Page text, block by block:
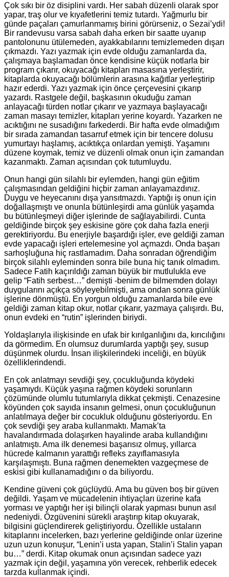
Çok sıkı bir öz disiplini vardı. Her sabah düzenli olarak spor
yapar, traş olur ve kıyafetlerini temiz tutardı. Yağmurlu bir
günde paçaları çamurlanmamış birini görürseniz, o Sezai’ydi!
Bir randevusu varsa sabah daha erken bir saatte uyanıp
pantolonunu ütülemeden, ayakkabılarını temizlemeden dışarı
çıkmazdı. Yazı yazmak için evde olduğu zamanlarda da,
çalışmaya başlamadan önce kendisine küçük notlarla bir
program çıkarır, okuyacağı kitapları masasına yerleştirir,
kitaplarda okuyacağı bölümlerin arasına kağıtlar yerleştirip
hazır ederdi. Yazı yazmak için önce çerçevesini çıkarıp
yazardı. Rastgele değil, başkasının okuduğu zaman
anlayacağı türden notlar çıkarır ve yazmaya başlayacağı
zaman masayı temizler, kitapları yerine koyardı. Yazarken ne
acıktığını ne susadığını farkederdi. Bir hafta evde olmadığım
bir sırada zamandan tasarruf etmek için bir tencere dolusu
yumurtayı haşlamış, acıktıkça onlardan yemişti. Yaşamını
düzene koymak, temiz ve düzenli olmak onun için zamandan
kazanmaktı. Zaman açısından çok tutumluydu.
Onun hangi gün silahlı bir eylemden, hangi gün eğitim
çalışmasından geldiğini hiçbir zaman anlayamazdınız.
Duygu ve heyecanını dışa yansıtmazdı. Yaptığı iş onun için
doğallaşmıştı ve onunla bütünleşirdi ama günlük yaşamda
bu bütünleşmeyi diğer işlerinde de sağlayabilirdi. Cunta
geldiğinde birçok şey eskisine göre çok daha fazla enerji
gerektiriyordu. Bu enerjiyle başardığı işler, eve geldiği zaman
evde yapacağı işleri ertelemesine yol açmazdı. Onda başarı
sarhoşluğuna hiç rastlamadım. Daha sonradan öğrendiğim
birçok silahlı eyleminden sonra bile buna hiç tanık olmadım.
Sadece Fatih kaçırıldığı zaman büyük bir mutlulukla eve
gelip “Fatih serbest…” demişti -benim de bilmemden dolayı
duygularını açıkça söyleyebilmişti, ama ondan sonra günlük
işlerine dönmüştü. En yorgun olduğu zamanlarda bile eve
geldiği zaman kitap okur, notlar çıkarır, yazmaya çalışırdı. Bu,
onun evdeki en “rutin” işlerinden biriydi.
Yoldaşlarıyla ilişkisinde en ufak bir kırılganlığını da, kırıcılığını
da görmedim. En olumsuz durumlarda yaptığı şey, susup
düşünmek olurdu. İnsan ilişkilerindeki inceliği, en büyük
özelliklerindendi.
En çok anlatmayı sevdiği şey, çocukluğunda köydeki
yaşamıydı. Küçük yaşına rağmen köydeki sorunların
çözümünde olumlu tutumlarıyla dikkat çekmişti. Cenazesine
köyünden çok sayıda insanın gelmesi, onun çocukluğunun
anlatılmaya değer bir cocukluk olduğunu gösteriyordu. En
çok sevdiği şey araba kullanmaktı. Mamak’ta
havalandırmada dolaşırken hayalinde araba kullandığını
anlatmıştı. Ama ilk denemesi başarısız olmuş, yıllarca
hücrede kalmanın yarattığı refleks zayıflamasıyla
karşılaşmıştı. Buna rağmen denemekten vazgeçmese de
eskisi gibi kullanamadığını o da biliyordu.
Kendine güveni çok güçlüydü. Ama bu güven boş bir güven
değildi. Yaşam ve mücadelenin ihtiyaçları üzerine kafa
yorması ve yaptığı her işi bilinçli olarak yapması bunun asıl
nedeniydi. Özgüvenini sürekli araştırıp kitap okuyarak,
bilgisini güçlendirerek geliştiriyordu. Özellikle ustaların
kitaplarını incelerken, bazı yerlerine geldiğinde onlar üzerine
uzun uzun konuşur, “Lenin’i usta yapan, Stalin’i Stalin yapan
bu…” derdi. Kitap okumak onun açısından sadece yazı
yazmak için değil, yaşamına yön verecek, rehberlik edecek
tarzda kullanmak içindi.